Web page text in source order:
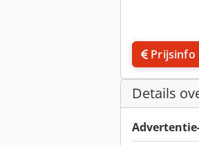
Prijsinfo
Details